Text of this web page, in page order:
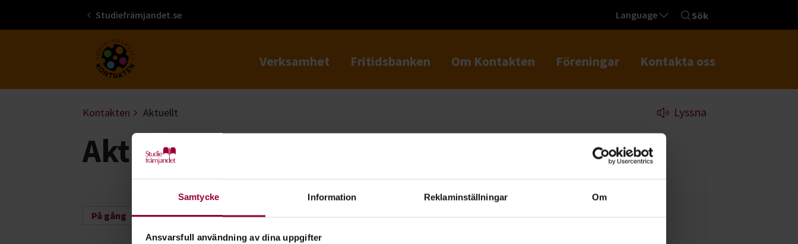
Samtycke Information Reklaminställningar Om
Ansvarsfull användning av dina uppgifter
Studiefrämjandet.se Language Sök
Gå till studiefrämjandets startsidaVerksamhet Fritidsbanken Om Kontakten Föreningar Kontakta oss
Kontakten Aktuellt Lyssna
Aktuellt
På gång